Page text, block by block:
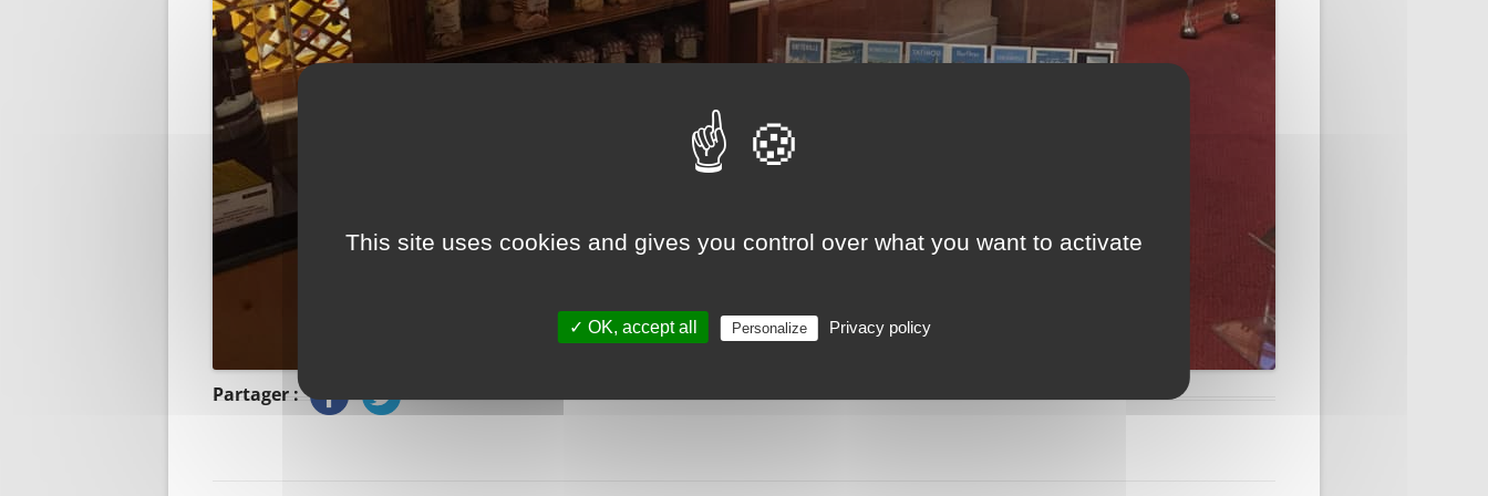
Partager :
This site uses cookies and gives you control over what you want to activate
✓ OK, accept all Personalize Privacy policy